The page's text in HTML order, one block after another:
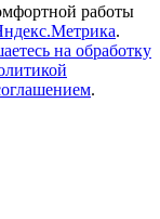
работы
.
на обработку
.